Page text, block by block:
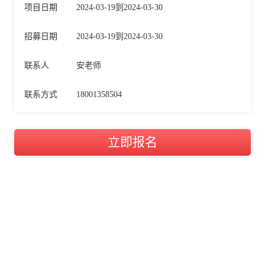
项目日期 2024-03-19到2024-03-30
招募日期 2024-03-19到2024-03-30
联系人 安老师
联系方式 18001358504
立即报名